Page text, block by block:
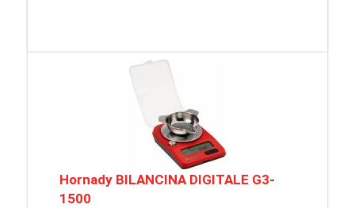
Hornady BILANCINA DIGITALE G3-
1500